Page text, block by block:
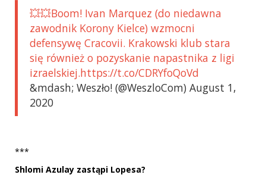
💥💥Boom! Ivan Marquez (do niedawna
zawodnik Korony Kielce) wzmocni
defensywę Cracovii. Krakowski klub stara
się również o pozyskanie napastnika z ligi
izraelskiej.https://t.co/CDRYfoQoVd
&mdash; Weszło! (@WeszloCom) August 1,
2020
***
Shlomi Azulay zastąpi Lopesa?